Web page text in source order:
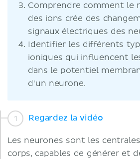
Comprendre comment le
des ions crée des
signaux électriques des
Identifier les différents
ioniques qui influencent
dans le potentiel
d'un neurone.
Regardez la vidéo
Les neurones sont les
corps, capables de générer et